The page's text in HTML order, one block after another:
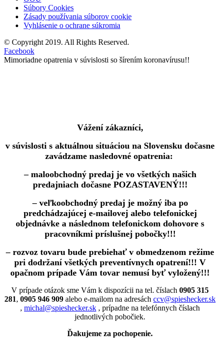
Súbory Cookies
Zásady používania súborov cookie
Vyhlásenie o ochrane súkromia
© Copyright 2019. All Rights Reserved.
Facebook
Mimoriadne opatrenia v súvislosti so šírením koronavírusu!!
Vážení zákazníci,
v súvislosti s aktuálnou situáciou na Slovensku dočasne
zavádzame nasledovné opatrenia:
– maloobchodný predaj je vo všetkých našich
predajniach dočasne POZASTAVENÝ!!!
– veľkoobchodný predaj je možný iba po
predchádzajúcej e-mailovej alebo telefonickej
objednávke a následnom telefonickom dohovore s
pracovníkmi príslušnej pobočky!!!
– rozvoz tovaru bude prebiehať v obmedzenom režime
pri dodržaní všetkých preventívnych opatrení!!! V
opačnom prípade Vám tovar nemusí byť vyložený!!!
V prípade otázok sme Vám k dispozícii na tel. číslach 0905 315
281, 0905 946 909 alebo e-mailom na adresách ccv@spieshecker.sk
, michal@spieshecker.sk , prípadne na telefónnych číslach
jednotlivých pobočiek.
Ďakujeme za pochopenie.